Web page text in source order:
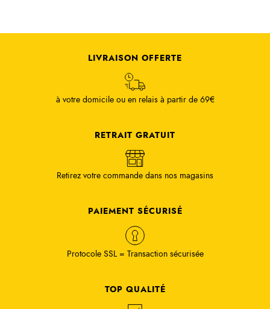
LIVRAISON OFFERTE
à votre domicile ou en relais à partir de 69€
RETRAIT GRATUIT
Retirez votre commande dans nos magasins
PAIEMENT SÉCURISÉ
Protocole SSL = Transaction sécurisée
TOP QUALITÉ